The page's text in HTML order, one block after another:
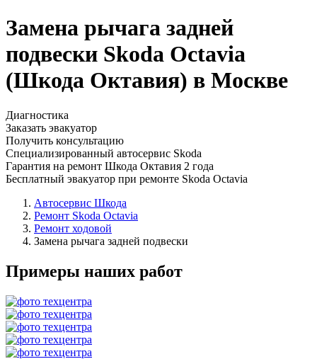
Замена рычага задней
подвески Skoda Octavia
(Шкода Октавия) в Москве
Диагностика
Заказать эвакуатор
Получить консультацию
Специализированный автосервис Skoda
Гарантия на ремонт Шкода Октавия 2 года
Бесплатный эвакуатор при ремонте Skoda Octavia
Автосервис Шкода
Ремонт Skoda Octavia
Ремонт ходовой
Замена рычага задней подвески
Примеры наших работ